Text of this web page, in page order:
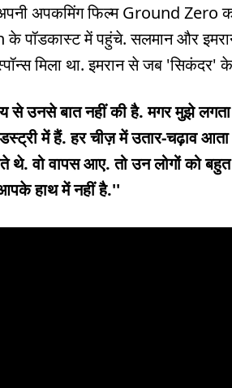
अपनी अपकमिंग फिल्म Ground Zero
पॉडकास्ट में पहुंचे. सलमान और
मिला था. इमरान से जब 'सिकंदर'
उनसे बात नहीं की है. मगर मुझे लगता
में हैं. हर चीज़ में उतार-चढ़ाव
थे. वो वापस आए. तो उन लोगों को
हाथ में नहीं है.''